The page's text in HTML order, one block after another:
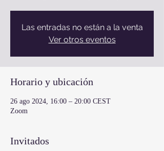
Las entradas no están a la venta
Ver otros eventos
Horario y ubicación
26 ago 2024, 16:00 – 20:00 CEST
Zoom
Invitados